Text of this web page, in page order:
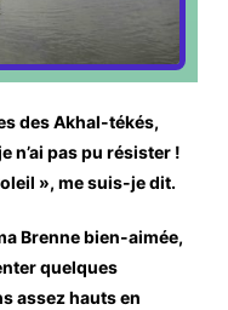
des Akhal-tékés,
n’ai pas pu résister !
», me suis-je dit.
Brenne bien-aimée,
quelques
assez hauts en